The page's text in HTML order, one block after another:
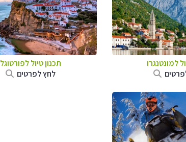
למונטנגרו
תכנון טיול לפורטוגל
לחץ לפרטים